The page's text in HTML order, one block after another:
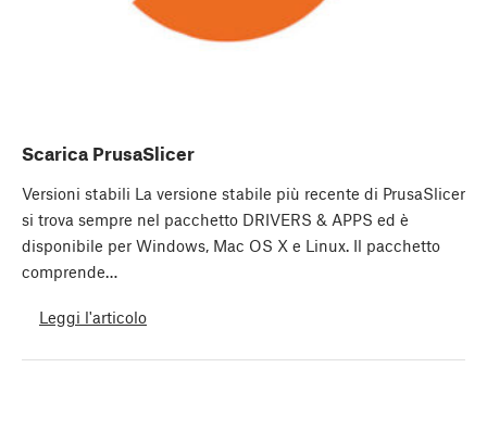
Scarica PrusaSlicer
Versioni stabili La versione stabile più recente di PrusaSlicer
si trova sempre nel pacchetto DRIVERS & APPS ed è
disponibile per Windows, Mac OS X e Linux. Il pacchetto
comprende…
Leggi l'articolo